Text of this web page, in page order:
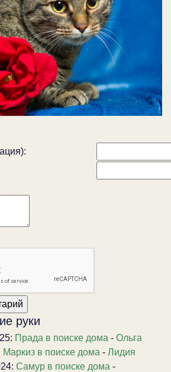
руки
Прада в поиске дома - Ольга
Маркиз в поиске дома - Лидия
Самур в поиске дома -